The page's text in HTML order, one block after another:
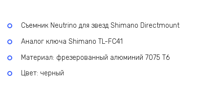
Съемник Neutrino для звезд Shimano Directmount
Аналог ключа Shimano TL-FC41
Материал: фрезерованный алюминий 7075 Т6
Цвет: черный